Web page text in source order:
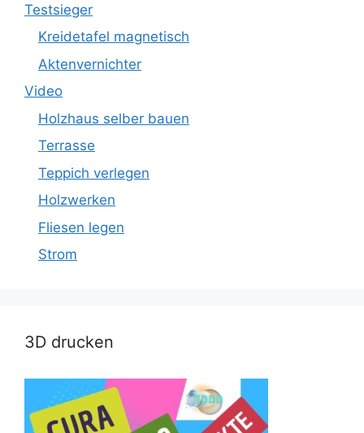
Testsieger
Kreidetafel magnetisch
Aktenvernichter
Video
Holzhaus selber bauen
Terrasse
Teppich verlegen
Holzwerken
Fliesen legen
Strom
3D drucken